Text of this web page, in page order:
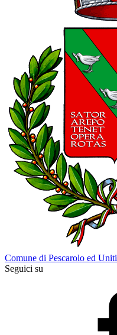
Comune di Pescarolo ed Uniti
Seguici su